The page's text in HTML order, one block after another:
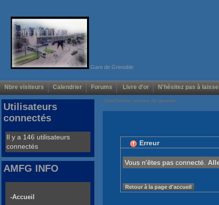
Gare de Grenoble
Nbre visiteurs Calendrier Forums Livre d'or N'hésitez pas à
Voir/Cacher menus de gauche
Erreur
Vous n'êtes pas connecté.
Retour à la page d'accueil
Utilisateurs
connectés
Il y a 146 utilisateurs
connectés
AMFG INFO
-Accueil